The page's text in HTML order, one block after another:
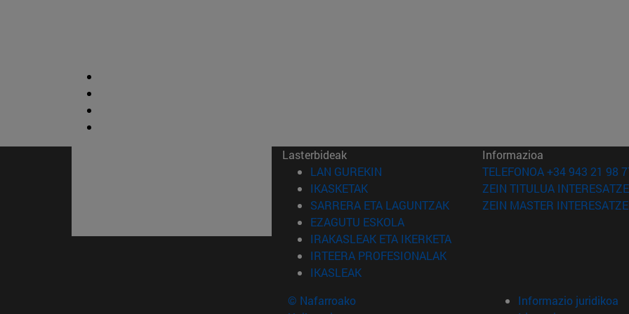
Lasterbideak
LAN GUREKIN (Beste leiho batean irekiko da)
IKASKETAK(Beste leiho batean irekiko da)
SARRERA ETA LAGUNTZAK(Beste leiho batean irekiko da)
EZAGUTU ESKOLA(Beste leiho batean irekiko da)
IRAKASLEAK ETA IKERKETA(Beste leiho batean irekiko da)
IRTEERA PROFESIONALAK(Beste leiho batean irekiko da)
IKASLEAK(Beste leiho batean irekiko da)
Informazioa
TELEFONOA +34 943 21 98
ZEIN TITULUA
ZEIN MASTER
© Nafarroako
Informazio juridikoa